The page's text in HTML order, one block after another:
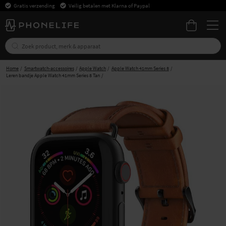
Gratis verzending Veilig betalen met Klarna of Paypal
Home Smartwatch-accessoires Apple Watch
Apple Watch 41mm Series 8
Leren bandje Apple Watch 41mm Series 8 Tan